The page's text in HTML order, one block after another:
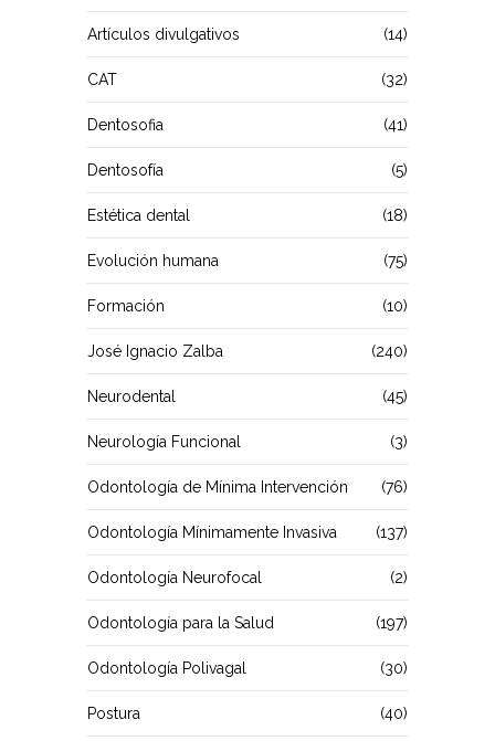
Artículos divulgativos (14)
CAT (32)
Dentosofia (41)
Dentosofía (5)
Estética dental (18)
Evolución humana (75)
Formación (10)
José Ignacio Zalba (240)
Neurodental (45)
Neurología Funcional (3)
Odontología de Mínima Intervención (76)
Odontología Mínimamente Invasiva (137)
Odontología Neurofocal (2)
Odontología para la Salud (197)
Odontología Polivagal (30)
Postura (40)